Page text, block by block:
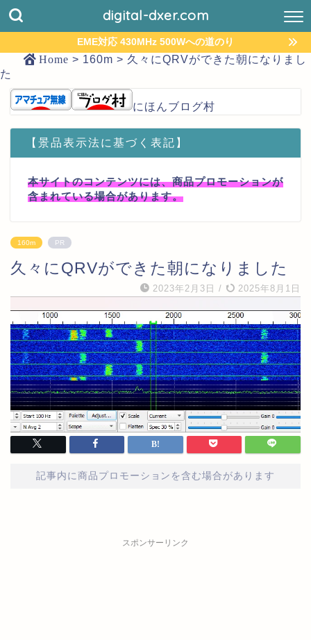
digital-dxer.com
EME対応 430MHz 500Wへの道のり
Home > 160m > 久々にQRVができた朝になりまし
た
にほんブログ村
【景品表示法に基づく表記】
本サイトのコンテンツには、商品プロモーションが
含まれている場合があります。
160m PR
久々にQRVができた朝になりました
2023年2月3日 / 2025年8月1日
記事内に商品プロモーションを含む場合があります
スポンサーリンク